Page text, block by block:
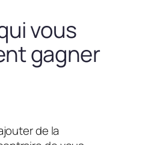
vous
gagner
de la